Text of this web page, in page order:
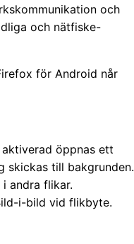
och
och nätfiske-
för Android når
öppnas ett
skickas till bakgrunden.
andra flikar.
i-bild vid flikbyte.